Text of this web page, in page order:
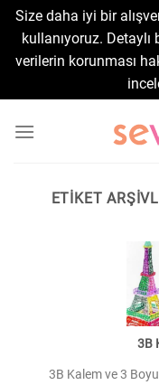
Size daha iyi bir
kullanıyoruz.
verilerin korunması
ETIKET
3B
3B Kalem ve 3